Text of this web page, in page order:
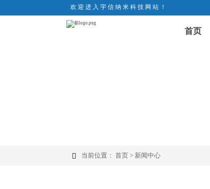
欢迎进入宇信纳米科技网站！
首页
 当前位置：首页 > 新闻中心